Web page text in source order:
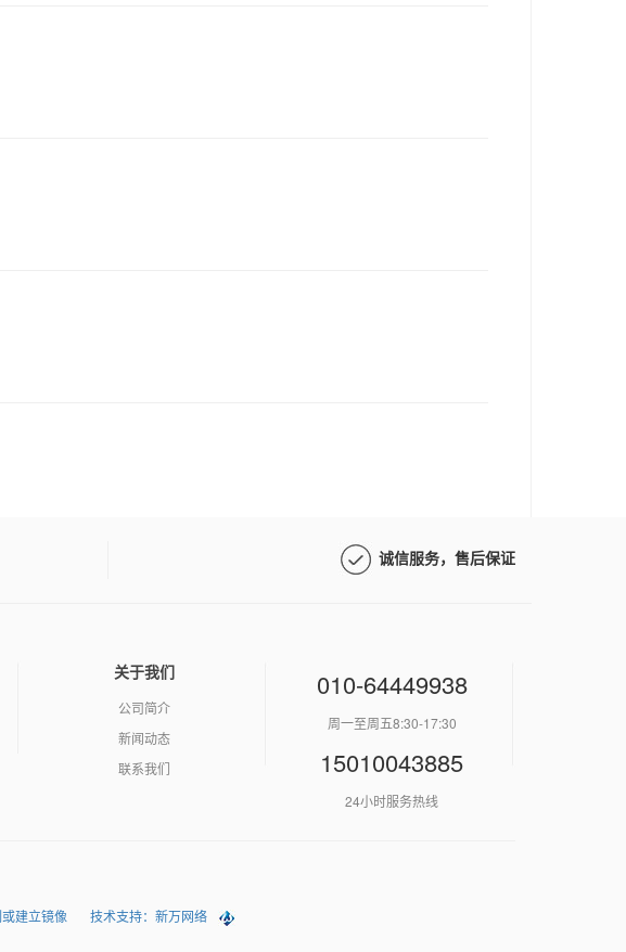
诚信服务，售后保证
关于我们
公司简介
新闻动态
联系我们
010-64449938
周一至周五8:30-17:30
15010043885
24小时服务热线
建立镜像 技术支持：新万网络